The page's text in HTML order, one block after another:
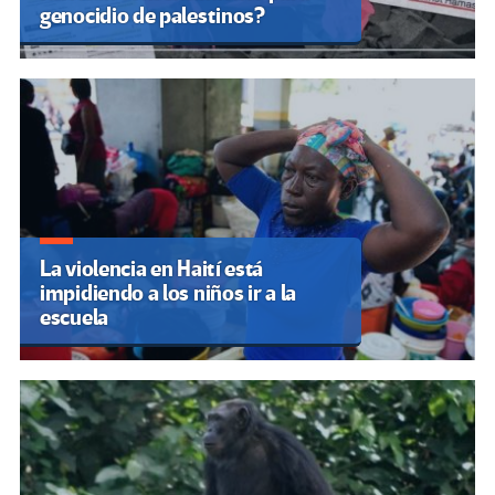
genocidio de palestinos?
La violencia en Haití está
impidiendo a los niños ir a la
escuela